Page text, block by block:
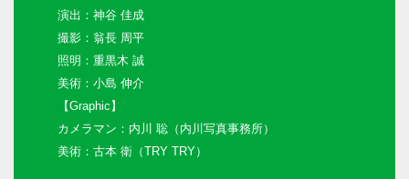
演出：神谷 佳成
撮影：翁長 周平
照明：重黒木 誠
美術：小島 伸介
【Graphic】
カメラマン：内川 聡（内川写真事務所）
美術：古本 衛（TRY TRY）